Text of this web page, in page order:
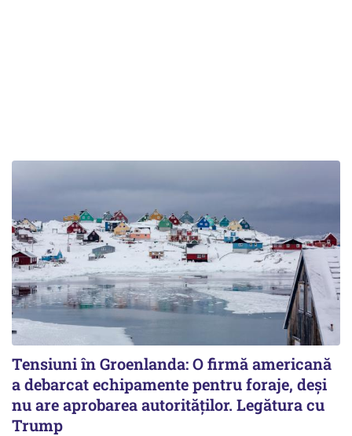
Tensiuni în Groenlanda: O firmă americană
a debarcat echipamente pentru foraje, deși
nu are aprobarea autorităților. Legătura cu
Trump